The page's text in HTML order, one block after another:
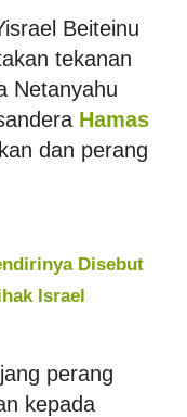
Beiteinu
tekanan
Netanyahu
Hamas
dan perang
Disebut
Israel
perang
kepada